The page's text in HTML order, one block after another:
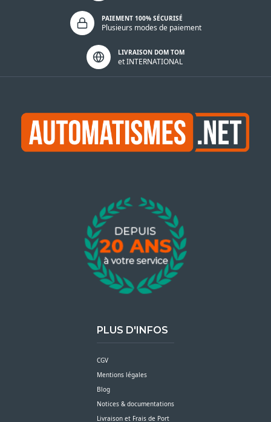
PAIEMENT 100% SÉCURISÉ
Plusieurs modes de paiement
LIVRAISON DOM TOM
et INTERNATIONAL
PLUS D'INFOS
CGV
Mentions légales
Blog
Notices & documentations
Livraison et Frais de Port